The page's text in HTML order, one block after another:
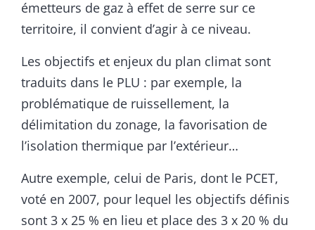
émetteurs de gaz à effet de serre sur ce
territoire, il convient d’agir à ce niveau.
Les objectifs et enjeux du plan climat sont
traduits dans le PLU : par exemple, la
problématique de ruissellement, la
délimitation du zonage, la favorisation de
l’isolation thermique par l’extérieur…
Autre exemple, celui de Paris, dont le PCET,
voté en 2007, pour lequel les objectifs définis
sont 3 x 25 % en lieu et place des 3 x 20 % du